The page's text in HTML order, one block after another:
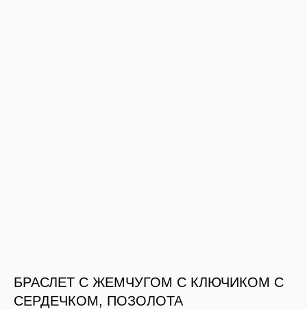
БРАСЛЕТ С ЖЕМЧУГОМ С КЛЮЧИКОМ С
СЕРДЕЧКОМ, ПОЗОЛОТА